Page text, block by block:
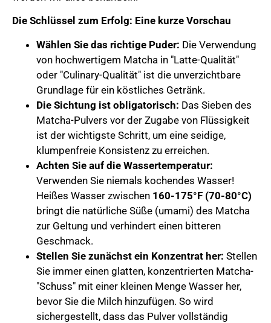
Die Schlüssel zum Erfolg: Eine kurze Vorschau
Wählen Sie das richtige Puder: Die Verwendung
von hochwertigem Matcha in "Latte-Qualität"
oder "Culinary-Qualität" ist die unverzichtbare
Grundlage für ein köstliches Getränk.
Die Sichtung ist obligatorisch: Das Sieben des
Matcha-Pulvers vor der Zugabe von Flüssigkeit
ist der wichtigste Schritt, um eine seidige,
klumpenfreie Konsistenz zu erreichen.
Achten Sie auf die Wassertemperatur:
Verwenden Sie niemals kochendes Wasser!
Heißes Wasser zwischen 160-175°F (70-80°C)
bringt die natürliche Süße (umami) des Matcha
zur Geltung und verhindert einen bitteren
Geschmack.
Stellen Sie zunächst ein Konzentrat her: Stellen
Sie immer einen glatten, konzentrierten Matcha-
"Schuss" mit einer kleinen Menge Wasser her,
bevor Sie die Milch hinzufügen. So wird
sichergestellt, dass das Pulver vollständig